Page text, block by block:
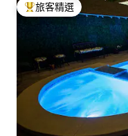
旅客精選榜首
旅客精選